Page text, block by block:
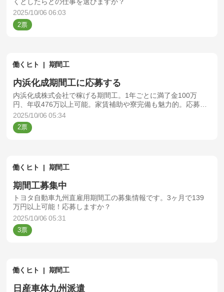
2025/10/06 06:03
2
働くヒト 期間工
内浜化成期間工に応募する
内浜化成株式会社で稼げる期間工。1年ごとに満了金100万
円、年収476万以上可能。家賃補助や寮完備も魅力的。応募し
ますか？
2025/10/06 05:34
2
働くヒト 期間工
期間工募集中
トヨタ自動車九州直雇用期間工の募集情報です。3ヶ月で139
万円以上可能！応募しますか？
2025/10/06 05:31
3
働くヒト 期間工
日産車体九州派遣